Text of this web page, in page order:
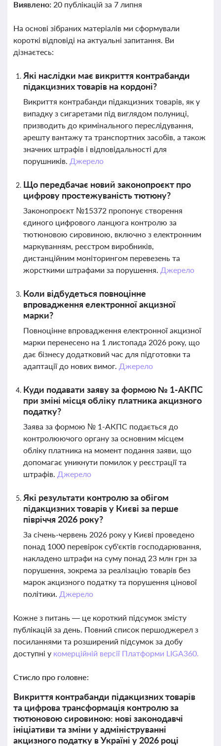
Виявлено: 20 публікацій за 7 липня
На основі зібраних матеріалів ми сформували
короткі відповіді на актуальні запитання. Ви
дізнаєтесь:
Які наслідки має викриття контрабанди
підакцизних товарів на кордоні?
Викриття контрабанди підакцизних товарів, як у
випадку з сигаретами під виглядом полуниці,
призводить до кримінального переслідування,
арешту вантажу та транспортних засобів, а також
значних штрафів і відповідальності для
порушників. Джерело
Що передбачає новий законопроєкт про
цифрову простежуваність тютюну?
Законопроєкт №15372 пропонує створення
єдиного цифрового ланцюга контролю за
тютюновою сировиною, включно з електронним
маркуванням, реєстром виробників,
дистанційним моніторингом перевезень та
жорсткими штрафами за порушення. Джерело
Коли відбудеться повноцінне
впровадження електронної акцизної
марки?
Повноцінне впровадження електронної акцизної
марки перенесено на 1 листопада 2026 року, що
дає бізнесу додатковий час для підготовки та
адаптації до нових вимог. Джерело
Куди подавати заяву за формою № 1-АКПС
при зміні місця обліку платника акцизного
податку?
Заява за формою № 1-АКПС подається до
контролюючого органу за основним місцем
обліку платника на момент подання заяви, що
допомагає уникнути помилок у реєстрації та
штрафів. Джерело
Які результати контролю за обігом
підакцизних товарів у Києві за перше
півріччя 2026 року?
За січень-червень 2026 року у Києві проведено
понад 1000 перевірок суб'єктів господарювання,
накладено штрафи на суму понад 23 млн грн за
порушення, зокрема за реалізацію товарів без
марок акцизного податку та порушення цінової
політики. Джерело
Кожне з питань — це короткий підсумок змісту
публікацій за день. Повний список першоджерел з
посиланнями та розширений підсумок за добу
доступні у комерційній версії Платформи LIGA360.
Стисло про головне:
Викриття контрабанди підакцизних товарів
та цифрова трансформація контролю за
тютюновою сировиною: нові законодавчі
ініціативи та зміни у адмініструванні
акцизного податку в Україні у 2026 році